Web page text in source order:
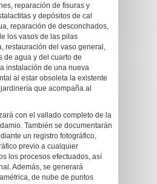
reparación de fisuras y
y depósitos de cal
reparación de desconchados,
los vasos de las pilas
restauración del vaso general,
de agua y del cuarto de
instalación de una nueva
al estar obsoleta la existente
que acompaña al
con el vallado completo de la
También se documentarán
un registro fotográfico,
previo a cualquier
los procesos efectuados, así
Además, se generará
de nube de puntos